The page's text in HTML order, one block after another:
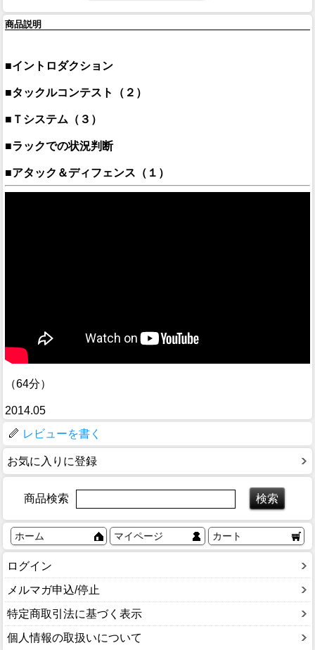
商品説明
■イントロダクション
■タックルコンテスト（２）
■Ｔシステム（３）
■ラックでの状況判断
■アタック＆ディフェンス（１）
（64分）
2014.05
レビューを書く
お気に入りに登録
商品検索
ホーム マイページ カート
ログイン
メルマガ申込/停止
特定商取引法に基づく表示
個人情報の取扱いについて